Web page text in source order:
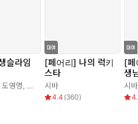
슬라임
도영명 밋츠바
[페어리] 나의 럭키
스타
시바
4.4 (360)
[페
생
시바